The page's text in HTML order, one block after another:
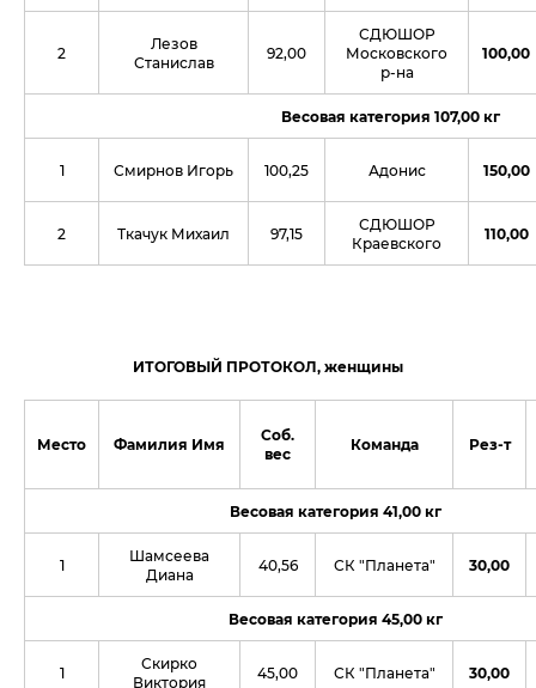
2
Лезов
Станислав
92,00
СДЮШОР
Московского
р-на
100,00
Весовая категория 107,00 кг
1 Смирнов Игорь 100,25 Адонис 150,00
2 Ткачук Михаил 97,15
СДЮШОР
Краевского
110,00
ИТОГОВЫЙ ПРОТОКОЛ, женщины
Место Фамилия Имя
Соб.
вес
Команда Рез-т
Весовая категория 41,00 кг
1
Шамсеева
Диана
40,56 СК "Планета" 30,00
Весовая категория 45,00 кг
1
Скирко
Виктория
45,00 СК "Планета" 30,00